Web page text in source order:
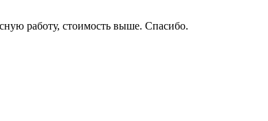
работу, стоимость выше. Спасибо.